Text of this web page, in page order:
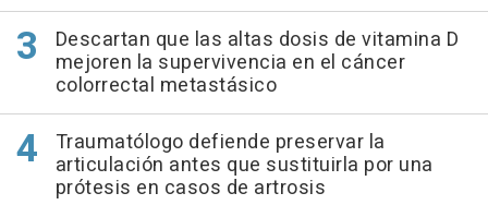
Descartan que las altas dosis de vitamina D
mejoren la supervivencia en el cáncer
colorrectal metastásico
Traumatólogo defiende preservar la
articulación antes que sustituirla por una
prótesis en casos de artrosis